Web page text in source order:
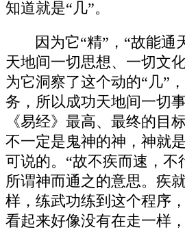
知道就是“几”。
因为它“精”，“故能通
天地间一切思想、一切文
为它洞察了这个动的“几”
务，所以成功天地间一切
《易经》最高、最终的目
不一定是鬼神的神，神就
可说的。“故不疾而速，不
所谓神而通之的意思。疾
样，练武功练到这个程序
看起来好像没有在走一样